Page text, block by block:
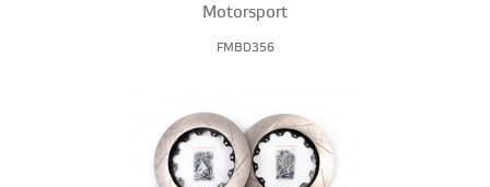
Motorsport
FMBD356